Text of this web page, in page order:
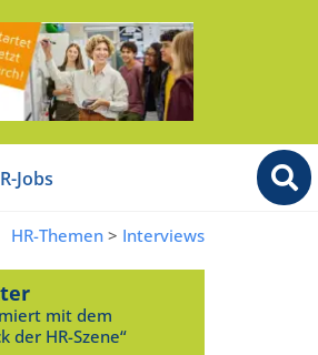
Jobs
HR-Themen > Interviews
mit dem
der HR-Szene“